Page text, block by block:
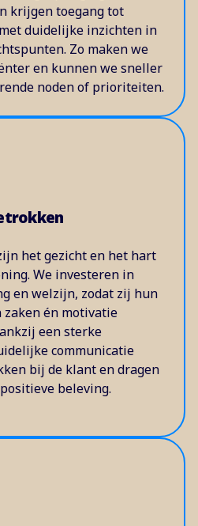
krijgen toegang tot
duidelijke inzichten in
Zo maken we
en kunnen we sneller
noden of prioriteiten.
het gezicht en het hart
We investeren in
en welzijn, zodat zij hun
én motivatie
een sterke
communicatie
bij de klant en dragen
beleving.